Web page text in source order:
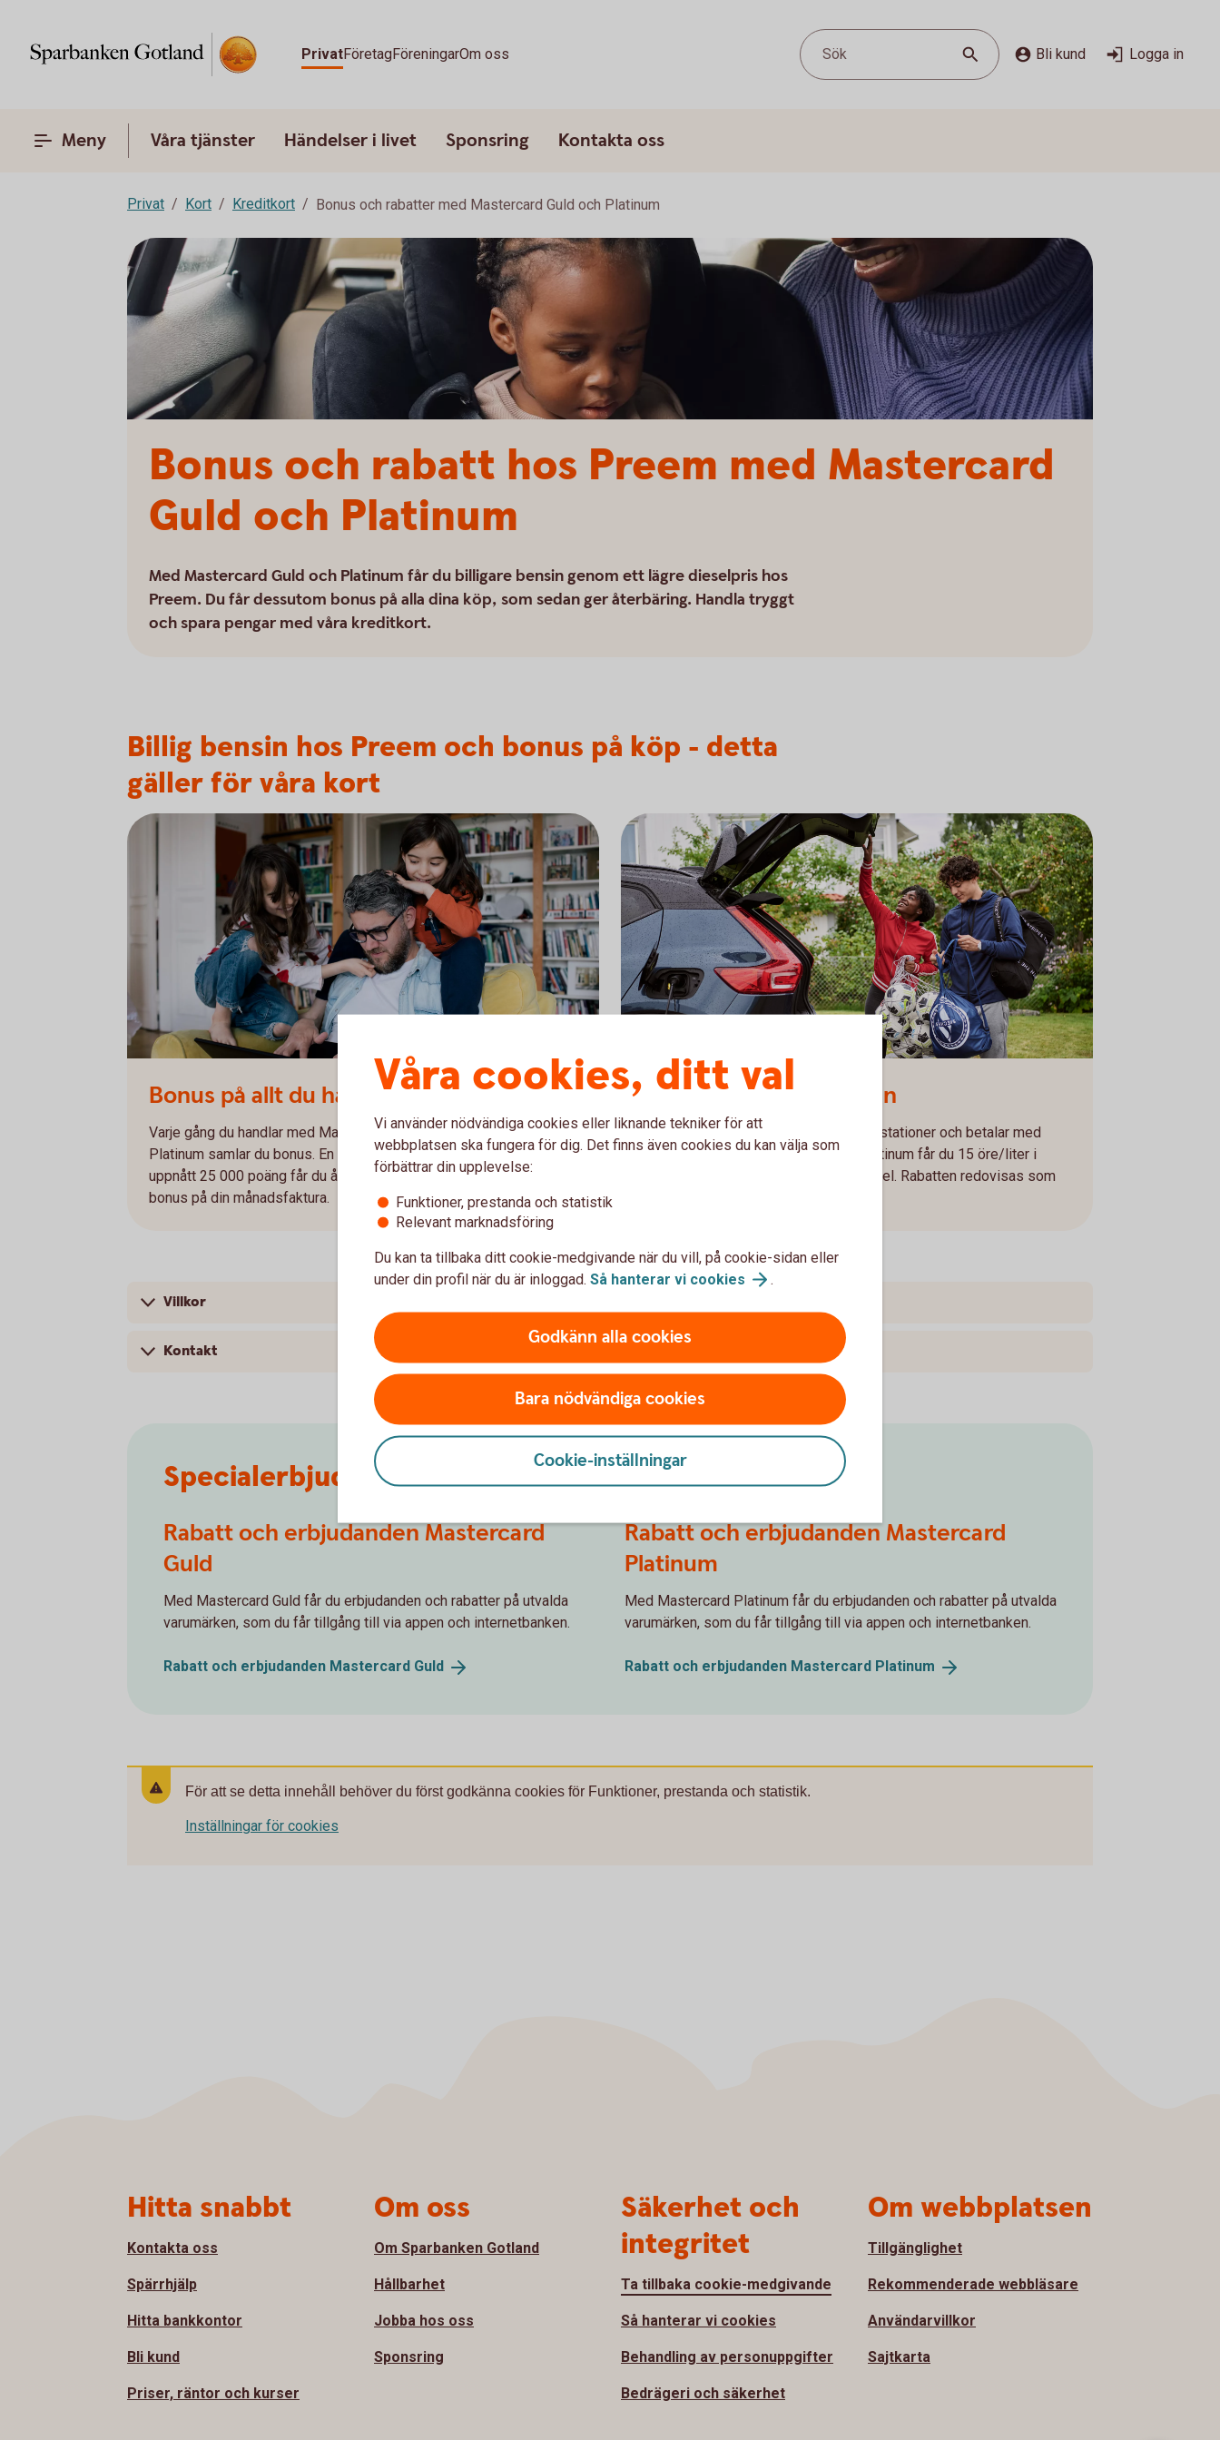
PrivatFöretagFöreningarOm oss Sök Bli kund Logga in
Meny Våra tjänster Händelser i livet Sponsring Kontakta oss
Privat Kort Kreditkort Bonus och rabatter med Mastercard Guld och Platinum
Bonus och rabatt hos Preem med Mastercard
Guld och Platinum
Med Mastercard Guld och Platinum får du billigare bensin genom ett lägre dieselpris hos
Preem. Du får dessutom bonus på alla dina köp, som sedan ger återbäring. Handla tryggt
och spara pengar med våra kreditkort.
Billig bensin hos Preem och bonus på köp - detta
gäller för våra kort
Bonus på allt du handlar
Varje gång du handlar med Mastercard Guld eller Mastercard
Platinum samlar du bonus. En krona motsvarar en poäng. När du
uppnått 25 000 poäng får du återbäring på 100 kronor. Du ser aktuell
bonus på din månadsfaktura.
Preem, rabatt på bensin
När du tankar på Preems bemannade stationer och betalar med
Mastercard Guld eller Mastercard Platinum får du 15 öre/liter i
rabatt på bensin, etanol/ E85 och diesel. Rabatten redovisas som
Villkor
Kontakt
Specialerbjudanden från samarbetspartners
Rabatt och erbjudanden Mastercard
Guld
Med Mastercard Guld får du erbjudanden och rabatter på utvalda
varumärken, som du får tillgång till via appen och internetbanken.
Rabatt och erbjudanden Mastercard Guld
Rabatt och erbjudanden Mastercard
Platinum
Med Mastercard Platinum får du erbjudanden och rabatter på utvalda
varumärken, som du får tillgång till via appen och internetbanken.
Rabatt och erbjudanden Mastercard Platinum
För att se detta innehåll behöver du först godkänna cookies för Funktioner, prestanda och statistik.
Inställningar för cookies
Våra cookies, ditt val
Vi använder nödvändiga cookies eller liknande tekniker för att
webbplatsen ska fungera för dig. Det finns även cookies du kan välja som
förbättrar din upplevelse:
Funktioner, prestanda och statistik
Relevant marknadsföring
Du kan ta tillbaka ditt cookie-medgivande när du vill, på cookie-sidan eller
under din profil när du är inloggad. Så hanterar vi cookies .
Godkänn alla cookies
Bara nödvändiga cookies
Cookie-inställningar
Hitta snabbt
Kontakta oss
Spärrhjälp
Hitta bankkontor
Bli kund
Priser, räntor och kurser
Om oss
Om Sparbanken Gotland
Hållbarhet
Jobba hos oss
Sponsring
Säkerhet och
integritet
Ta tillbaka cookie-medgivande
Så hanterar vi cookies
Behandling av personuppgifter
Bedrägeri och säkerhet
Om webbplatsen
Tillgänglighet
Rekommenderade webbläsare
Användarvillkor
Sajtkarta